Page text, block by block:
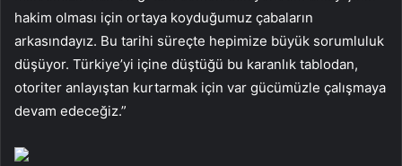
hakim olması için ortaya koyduğumuz çabaların
arkasındayız. Bu tarihi süreçte hepimize büyük sorumluluk
düşüyor. Türkiye’yi içine düştüğü bu karanlık tablodan,
otoriter anlayıştan kurtarmak için var gücümüzle çalışmaya
devam edeceğiz.”